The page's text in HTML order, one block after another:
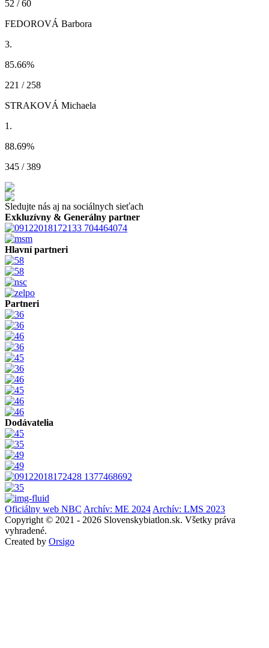
52 / 60
FEDOROVÁ Barbora
3.
85.66%
221 / 258
STRAKOVÁ Michaela
1.
88.69%
345 / 389
Sledujte nás aj na sociálnych sieťach
Exkluzívny & Generálny partner
Hlavní partneri
Partneri
Dodávatelia
Oficiálny web NBC Archív: ME 2024 Archív: LMS 2023
Copyright © 2021 - 2026 Slovenskybiatlon.sk. Všetky práva
vyhradené.
Created by Orsigo